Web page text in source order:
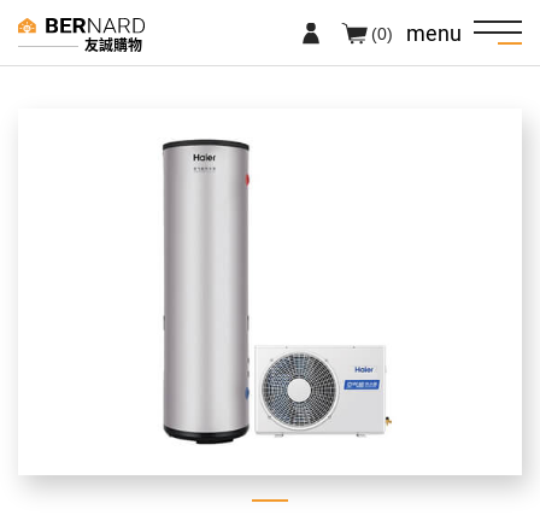
友誠購物 menu
(0)